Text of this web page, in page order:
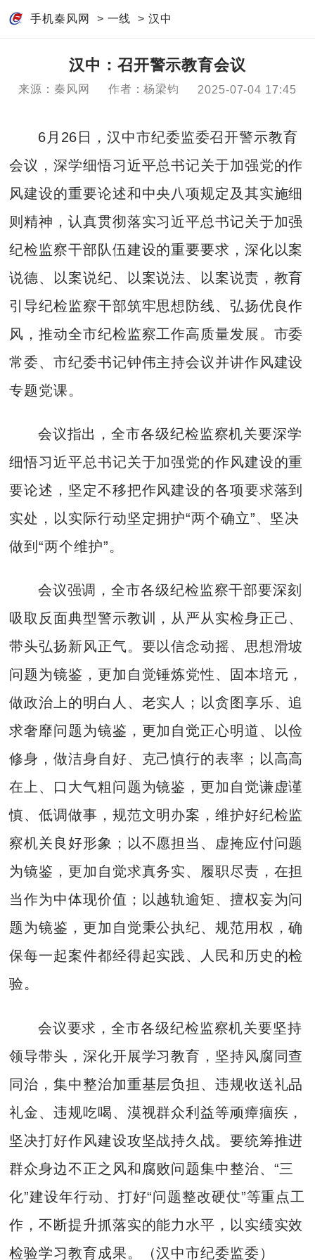
手机秦风网 > 一线 > 汉中
汉中：召开警示教育会议
来源：秦风网 作者：杨梁钧 2025-07-04 17:45
6月26日，汉中市纪委监委召开警示教育
会议，深学细悟习近平总书记关于加强党的作
风建设的重要论述和中央八项规定及其实施细
则精神，认真贯彻落实习近平总书记关于加强
纪检监察干部队伍建设的重要要求，深化以案
说德、以案说纪、以案说法、以案说责，教育
引导纪检监察干部筑牢思想防线、弘扬优良作
风，推动全市纪检监察工作高质量发展。市委
常委、市纪委书记钟伟主持会议并讲作风建设
专题党课。
会议指出，全市各级纪检监察机关要深学
细悟习近平总书记关于加强党的作风建设的重
要论述，坚定不移把作风建设的各项要求落到
实处，以实际行动坚定拥护“两个确立”、坚决
做到“两个维护”。
会议强调，全市各级纪检监察干部要深刻
吸取反面典型警示教训，从严从实检身正己、
带头弘扬新风正气。要以信念动摇、思想滑坡
问题为镜鉴，更加自觉锤炼党性、固本培元，
做政治上的明白人、老实人；以贪图享乐、追
求奢靡问题为镜鉴，更加自觉正心明道、以俭
修身，做洁身自好、克己慎行的表率；以高高
在上、口大气粗问题为镜鉴，更加自觉谦虚谨
慎、低调做事，规范文明办案，维护好纪检监
察机关良好形象；以不愿担当、虚掩应付问题
为镜鉴，更加自觉求真务实、履职尽责，在担
当作为中体现价值；以越轨逾矩、擅权妄为问
题为镜鉴，更加自觉秉公执纪、规范用权，确
保每一起案件都经得起实践、人民和历史的检
验。
会议要求，全市各级纪检监察机关要坚持
领导带头，深化开展学习教育，坚持风腐同查
同治，集中整治加重基层负担、违规收送礼品
礼金、违规吃喝、漠视群众利益等顽瘴痼疾，
坚决打好作风建设攻坚战持久战。要统筹推进
群众身边不正之风和腐败问题集中整治、“三
化”建设年行动、打好“问题整改硬仗”等重点工
作，不断提升抓落实的能力水平，以实绩实效
检验学习教育成果。（汉中市纪委监委）